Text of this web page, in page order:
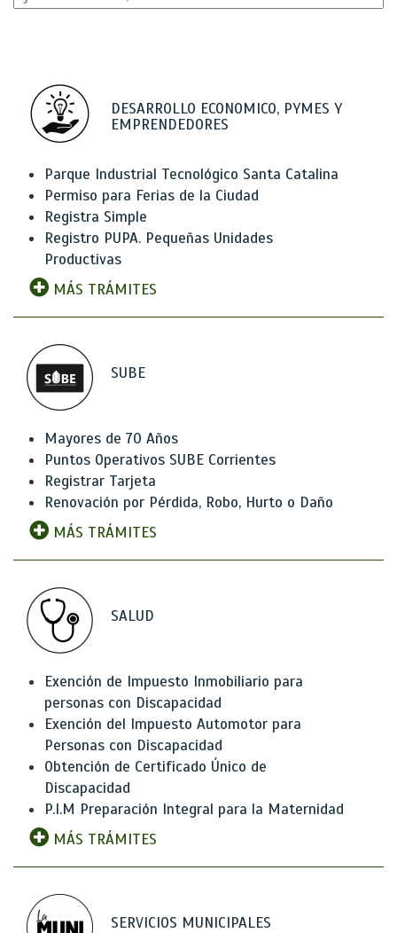
DESARROLLO ECONOMICO, PYMES Y
EMPRENDEDORES
Parque Industrial Tecnológico Santa Catalina
Permiso para Ferias de la Ciudad
Registra Simple
Registro PUPA. Pequeñas Unidades
Productivas
MÁS TRÁMITES
SUBE
Mayores de 70 Años
Puntos Operativos SUBE Corrientes
Registrar Tarjeta
Renovación por Pérdida, Robo, Hurto o Daño
MÁS TRÁMITES
SALUD
Exención de Impuesto Inmobiliario para
personas con Discapacidad
Exención del Impuesto Automotor para
Personas con Discapacidad
Obtención de Certificado Único de
Discapacidad
P.I.M Preparación Integral para la Maternidad
MÁS TRÁMITES
SERVICIOS MUNICIPALES